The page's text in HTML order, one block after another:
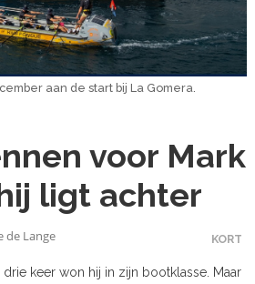
aan de start bij La Gomera.
voor Mark
ligt achter
KORT
de Lange
keer won hij in zijn bootklasse. Maar